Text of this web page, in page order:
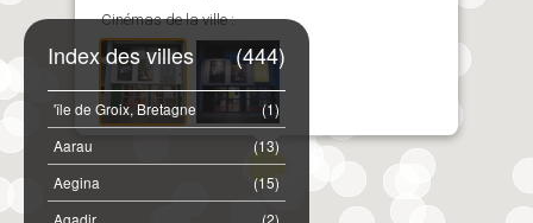
Cinémas de la ville :
(444)
Index des villes
(1)
'île de Groix, Bretagne
(13)
Aarau
(15)
Aegina
(2)
Agadir